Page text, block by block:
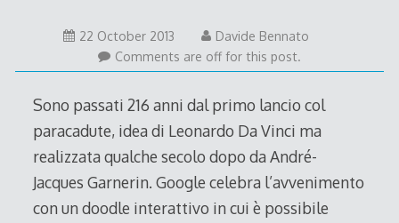
22 October 201322
October
2013
Davide Bennato
Comments are off for this post.
Sono passati 216 anni dal primo lancio col
paracadute, idea di Leonardo Da Vinci ma
realizzata qualche secolo dopo da André-
Jacques Garnerin. Google celebra l’avvenimento
con un doodle interattivo in cui è possibile